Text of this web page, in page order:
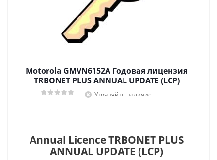
Motorola GMVN6152A Годовая лицензия
TRBONET PLUS ANNUAL UPDATE (LCP)
Уточняйте наличие
Annual Licence TRBONET PLUS
ANNUAL UPDATE (LCP)